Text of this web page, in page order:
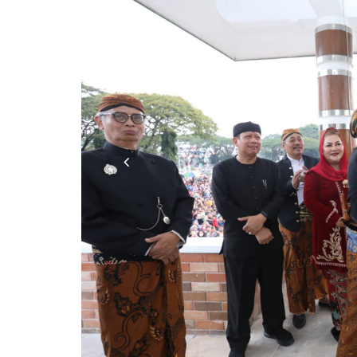
Previous